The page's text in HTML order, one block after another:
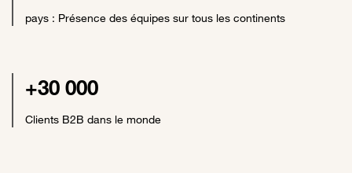
pays : Présence des équipes sur tous les continents
+30 000
Clients B2B dans le monde